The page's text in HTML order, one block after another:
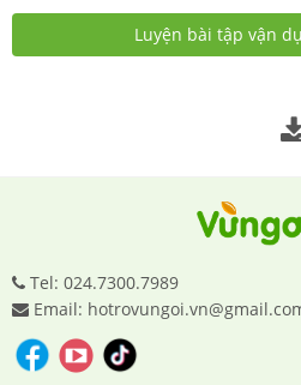
Luyện bài tập vận
Tel: 024.7300.7989
Email: